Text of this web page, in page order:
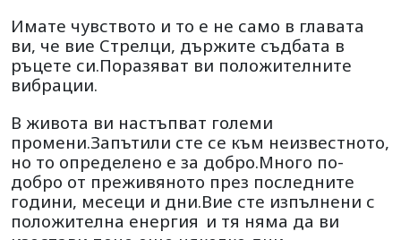
Имате чувството и то е не само в главата
ви, че вие Стрелци, държите съдбата в
ръцете си.Поразяват ви положителните
вибрации.
В живота ви настъпват големи
промени.Запътили сте се към неизвестното,
но то определено е за добро.Много по-
добро от преживяното през последните
години, месеци и дни.Вие сте изпълнени с
положителна енергия и тя няма да ви